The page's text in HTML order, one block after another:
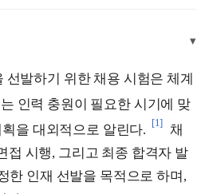
▾
발하기 위한 채용 시험은 체계
인력 충원이 필요한 시기에 맞
을 대외적으로 알린다.
[1]
채
접 시행, 그리고 최종 합격자 발
한 인재 선발을 목적으로 하며,